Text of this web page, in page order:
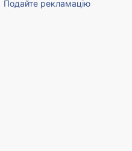
Подайте рекламацію